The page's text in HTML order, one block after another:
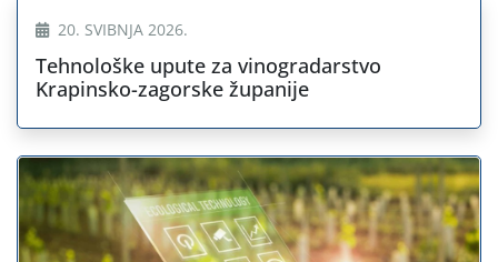
20. SVIBNJA 2026.
Tehnološke upute za vinogradarstvo
Krapinsko-zagorske županije